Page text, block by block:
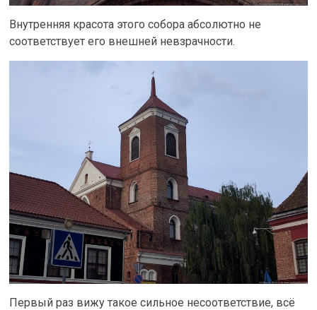
Внутренняя красота этого собора абсолютно не
соответствует его внешней невзрачности.
Первый раз вижу такое сильное несоответствие, всё